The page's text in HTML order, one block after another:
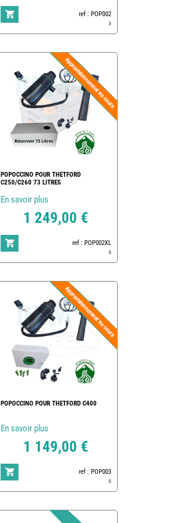
ref : POP002
3
POPOCCINO POUR THETFORD
C250/C260 73 LITRES
En savoir plus
1 249,00 €
ref : POP002XL
0
POPOCCINO POUR THETFORD C400
En savoir plus
1 149,00 €
ref : POP003
0